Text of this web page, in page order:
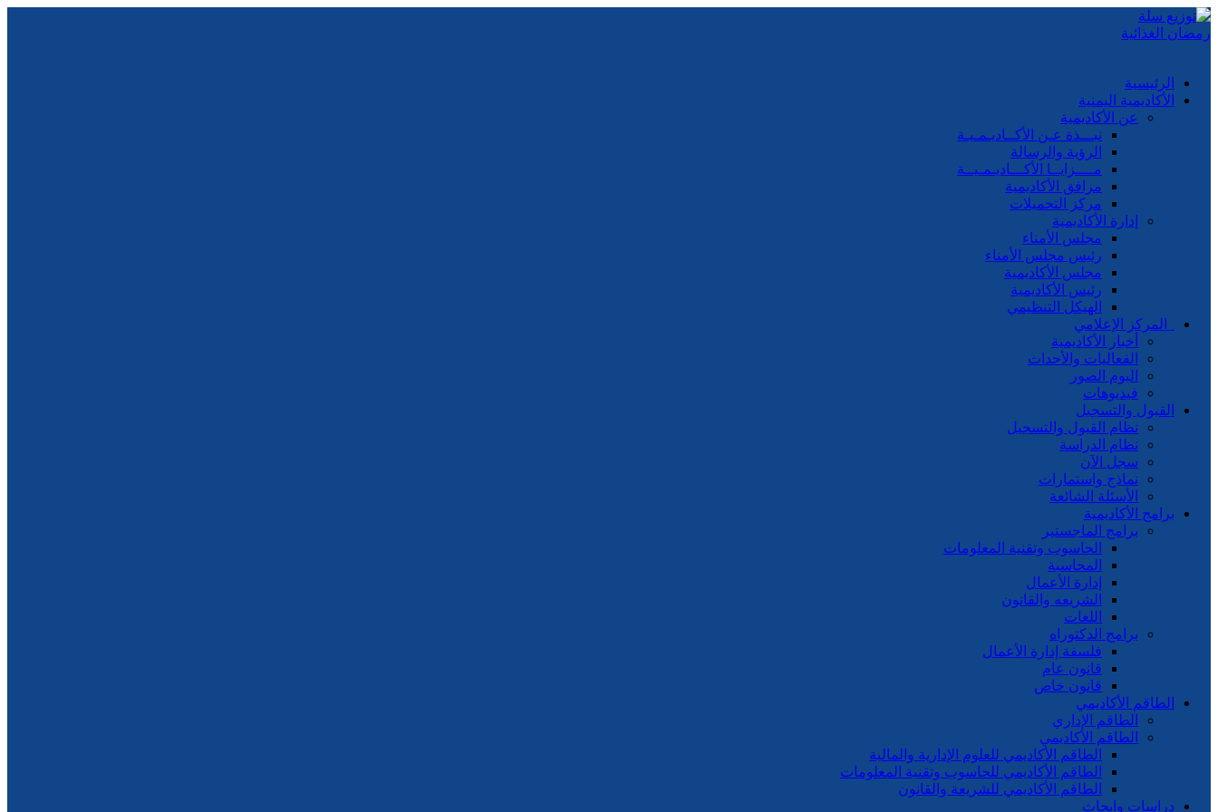
الرئيسية
الأكاديمية اليمنية
عن الأكاديمية
نبـــذة عـن الأكــاديـمـيـة
الرؤية والرسالة
مــــزايــا الأكـــاديـمـيــة
مرافق الأكاديمية
مركز التحميلات
إدارة الأكاديمية
مجلس الأمناء
رئيس مجلس الأمناء
مجلس الأكاديمية
رئيس الأكاديمية
الهيكل التنظيمي
المركز الإعلامي
أخبار الأكاديمية
الفعاليات والأحداث
البوم الصور
فيديوهات
القبول والتسجيل
نظام القبول والتسجيل
نظام الدراسة
سجل الآن
نماذج واستمارات
الأسئلة الشائعة
برامج الأكاديمية
برامج الماجستير
الحاسوب وتقنية المعلومات
المحاسبة
إدارة الأعمال
الشريعه والقانون
اللغات
برامج الدكتوراه
فلسفة إدارة الأعمال
قانون عام
قانون خاص
الطاقم الأكاديمي
الطاقم الإداري
الطاقم الأكاديمي
الطاقم الأكاديمي للعلوم الإدارية والمالية
الطاقم الأكاديمي للحاسوب وتقنية المعلومات
الطاقم الأكاديمي للشريعة والقانون
دراسات وابحاث